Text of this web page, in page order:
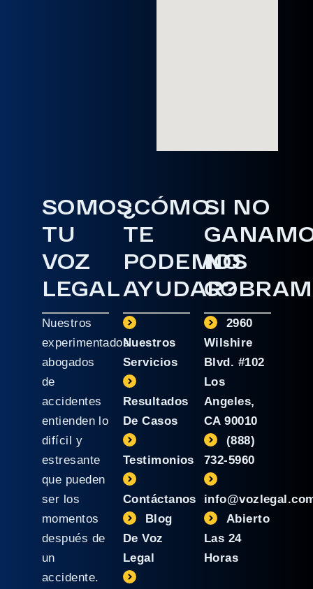
SOMOS
TU
VOZ
LEGAL
Nuestros
experimentados
abogados
de
accidentes
entienden lo
difícil y
estresante
que pueden
ser los
momentos
después de
un
accidente.
¿CÓMO
TE
PODEMOS
AYUDAR?
Nuestros
Servicios
Resultados
De Casos
Testimonios
Contáctanos
Blog
De Voz
Legal
SI NO
NO
2960
Wilshire
Blvd. #102
Los
Angeles,
CA 90010
(888)
732-5960
Abierto
Las 24
Horas